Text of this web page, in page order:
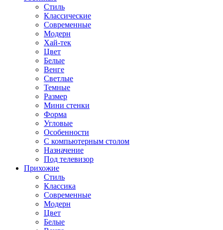
Стиль
Классические
Современные
Модерн
Хай-тек
Цвет
Белые
Венге
Светлые
Темные
Размер
Мини стенки
Форма
Угловые
Особенности
С компьютерным столом
Назначение
Под телевизор
Прихожие
Стиль
Классика
Современные
Модерн
Цвет
Белые